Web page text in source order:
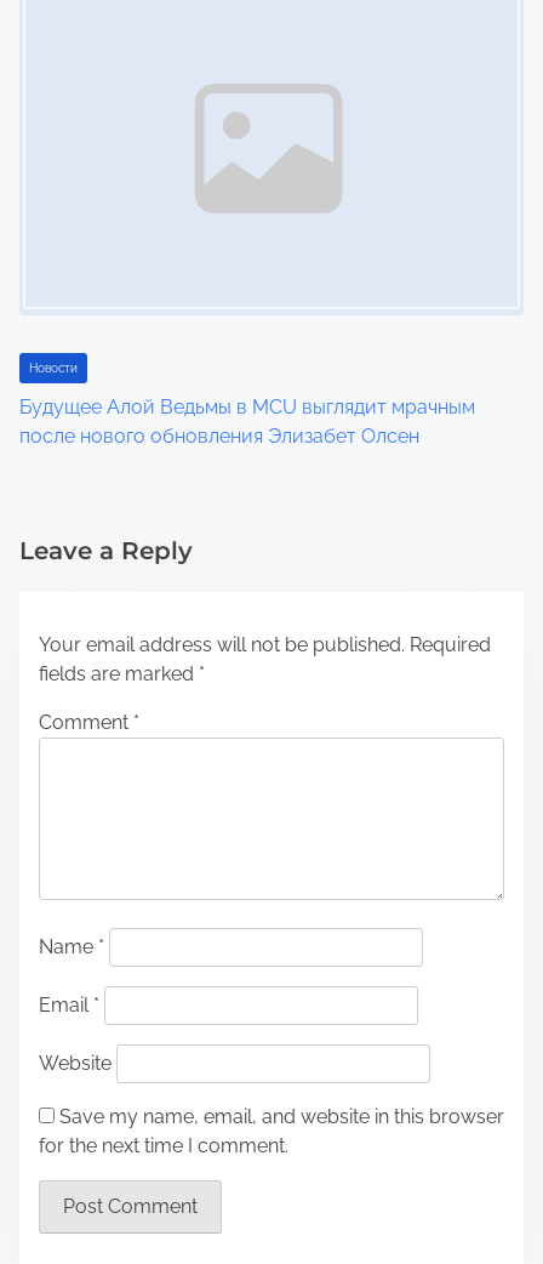
Новости
Будущее Алой Ведьмы в MCU выглядит мрачным
после нового обновления Элизабет Олсен
Leave a Reply
Your email address will not be published. Required
fields are marked *
Comment *
Name *
Email *
Website
Save my name, email, and website in this browser
for the next time I comment.